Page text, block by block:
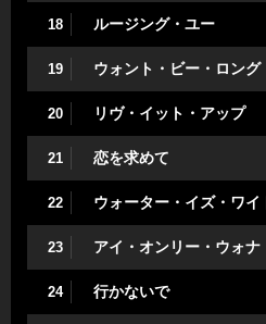
18 ルージング・ユー
19 ウォント・ビー・ロング
20 リヴ・イット・アップ
21 恋を求めて
22 ウォーター・イズ・ワイ
23 アイ・オンリー・ウォナ
24 行かないで